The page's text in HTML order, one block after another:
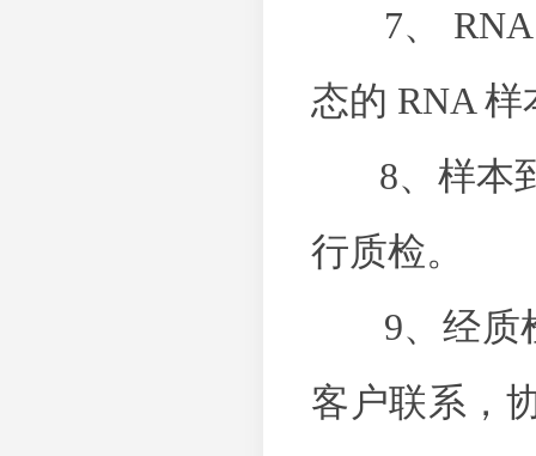
7、 RNA
态的 RNA 样
8、样本到
行质检。
9、经质检
客户联系，